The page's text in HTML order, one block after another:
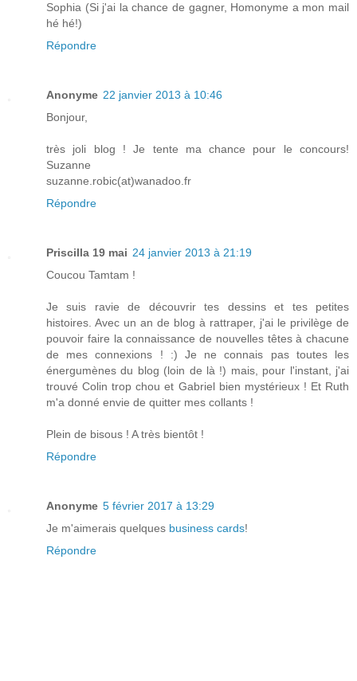
Sophia (Si j'ai la chance de gagner, Homonyme a mon mail
hé hé!)
Répondre
Anonyme 22 janvier 2013 à 10:46
Bonjour,
très joli blog ! Je tente ma chance pour le concours!
Suzanne
suzanne.robic(at)wanadoo.fr
Répondre
Priscilla 19 mai 24 janvier 2013 à 21:19
Coucou Tamtam !
Je suis ravie de découvrir tes dessins et tes petites
histoires. Avec un an de blog à rattraper, j'ai le privilège de
pouvoir faire la connaissance de nouvelles têtes à chacune
de mes connexions ! :) Je ne connais pas toutes les
énergumènes du blog (loin de là !) mais, pour l'instant, j'ai
trouvé Colin trop chou et Gabriel bien mystérieux ! Et Ruth
m'a donné envie de quitter mes collants !
Plein de bisous ! A très bientôt !
Répondre
Anonyme 5 février 2017 à 13:29
Je m'aimerais quelques business cards!
Répondre